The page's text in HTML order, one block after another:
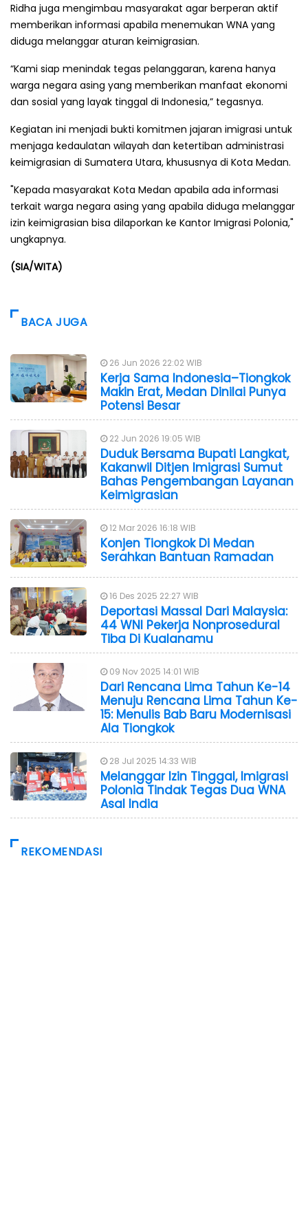
Ridha juga mengimbau masyarakat agar berperan aktif
memberikan informasi apabila menemukan WNA yang
diduga melanggar aturan keimigrasian.
“Kami siap menindak tegas pelanggaran, karena hanya
warga negara asing yang memberikan manfaat ekonomi
dan sosial yang layak tinggal di Indonesia,” tegasnya.
Kegiatan ini menjadi bukti komitmen jajaran imigrasi untuk
menjaga kedaulatan wilayah dan ketertiban administrasi
keimigrasian di Sumatera Utara, khususnya di Kota Medan.
"Kepada masyarakat Kota Medan apabila ada informasi
terkait warga negara asing yang apabila diduga melanggar
izin keimigrasian bisa dilaporkan ke Kantor Imigrasi Polonia,"
ungkapnya.
(SIA/WITA)
BACA JUGA
26 Jun 2026 22:02 WIB
Kerja Sama Indonesia–Tiongkok
Makin Erat, Medan Dinilai Punya
Potensi Besar
22 Jun 2026 19:05 WIB
Duduk Bersama Bupati Langkat,
Kakanwil Ditjen Imigrasi Sumut
Bahas Pengembangan Layanan
Keimigrasian
12 Mar 2026 16:18 WIB
Konjen Tiongkok Di Medan
Serahkan Bantuan Ramadan
16 Des 2025 22:27 WIB
Deportasi Massal Dari Malaysia:
44 WNI Pekerja Nonprosedural
Tiba Di Kualanamu
09 Nov 2025 14:01 WIB
Dari Rencana Lima Tahun Ke-14
Menuju Rencana Lima Tahun Ke-
15: Menulis Bab Baru Modernisasi
Ala Tiongkok
28 Jul 2025 14:33 WIB
Melanggar Izin Tinggal, Imigrasi
Polonia Tindak Tegas Dua WNA
Asal India
REKOMENDASI